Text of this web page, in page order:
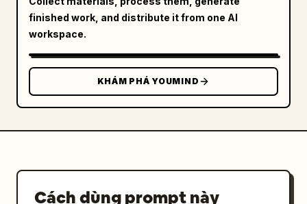
finished work, and distribute it from one AI
workspace.
KHÁM PHÁ YOUMIND
Cách dùng prompt này